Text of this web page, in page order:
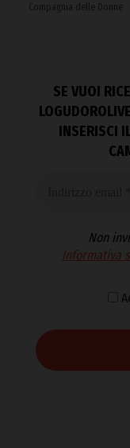
Compagnia delle Donne
SE VUOI
INSERISCI
Non
Informativa